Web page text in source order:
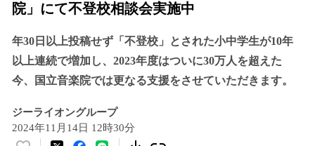
院」にて不登校相談会実施中
年30日以上投稿せず「不登校」とされた小中学生が10年
以上連続で増加し、2023年度はついに30万人を超えた
今、国立音楽院では更なる支援をさせていただきます。
ジーライオングループ
2024年11月14日 12時30分